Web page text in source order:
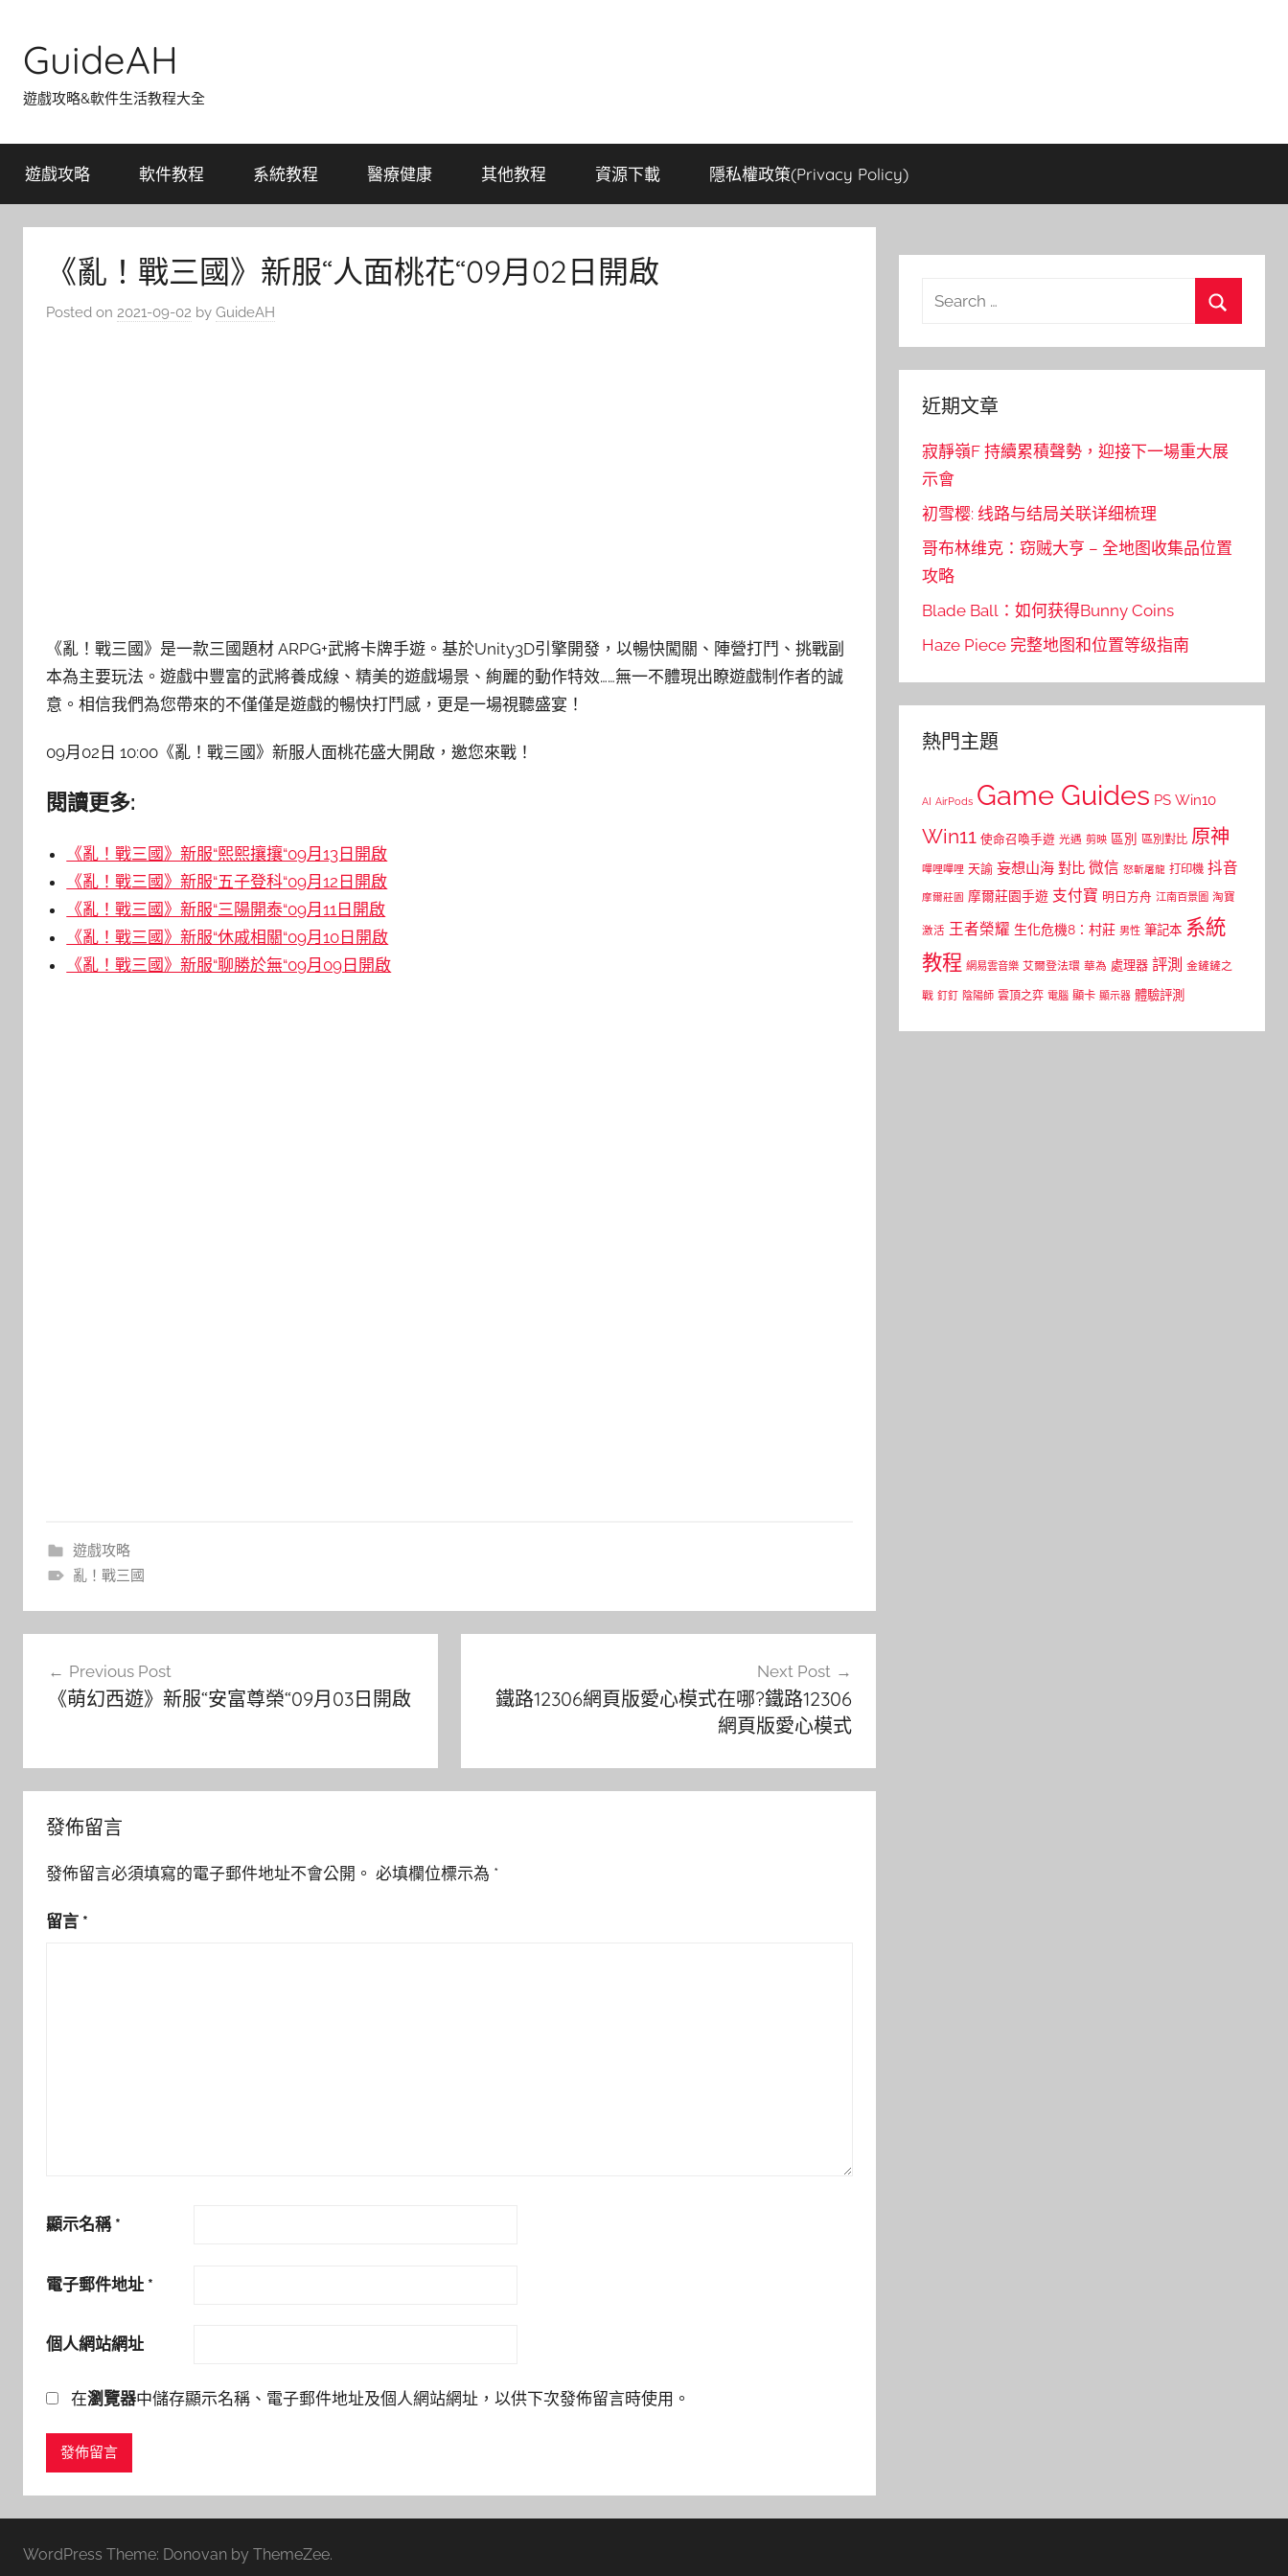
content
GuideAH
遊戲攻略&軟件生活教程大全
遊戲攻略 軟件教程 系統教程 醫療健康 其他教程 資源下載 隱私權政策(Privacy Policy)
《亂！戰三國》新服“人面桃花“09月02日開啟
Posted on 2021-09-02 by GuideAH
《亂！戰三國》是一款三國題材 ARPG+武將卡牌手遊。基於Unity3D引擎開發，以暢快闖關、陣營打鬥、挑戰副
本為主要玩法。 遊戲中豐富的武將養成線、精美的遊戲場景、絢麗的動作特效……無一不體現出瞭遊戲制作者的誠
意。相信我們為您帶來的不僅僅是遊戲的暢快打鬥感，更是一場視聽盛宴！
09月02日 10:00《亂！戰三國》新服人面桃花盛大開啟，邀您來戰！
閱讀更多:
《亂！戰三國》新服“熙熙攘攘“09月13日開啟
《亂！戰三國》新服“五子登科“09月12日開啟
《亂！戰三國》新服“三陽開泰“09月11日開啟
《亂！戰三國》新服“休戚相關“09月10日開啟
《亂！戰三國》新服“聊勝於無“09月09日開啟
遊戲攻略
亂！戰三國
Previous Post
《萌幻西遊》新服“安富尊榮“09月03日開啟
Next Post
鐵路12306網頁版愛心模式在哪?鐵路12306
網頁版愛心模式
發佈留言
發佈留言必須填寫的電子郵件地址不會公開。 必填欄位標示為 *
留言 *
顯示名稱 *
電子郵件地址 *
個人網站網址
在瀏覽器中儲存顯示名稱、電子郵件地址及個人網站網址，以供下次發佈留言時使用。
Search
近期文章
寂靜嶺F 持續累積聲勢，迎接下一場重大展
示會
初雪樱: 线路与结局关联详细梳理
哥布林维克：窃贼大亨 – 全地图收集品位置
攻略
Blade Ball：如何获得Bunny Coins
Haze Piece 完整地图和位置等级指南
熱門主題
AI AirPods Game Guides PS Win10
Win11 使命召喚手遊 光遇 剪映 區別 區別對比 原神
嗶哩嗶哩 天諭 妄想山海 對比 微信 怒斬屠龍 打印機 抖音
摩爾莊園 摩爾莊園手遊 支付寶 明日方舟 江南百景圖 淘寶
激活 王者榮耀 生化危機8：村莊 男性 筆記本 系統
教程 網易雲音樂 艾爾登法環 華為 處理器 評測 金鏟鏟之
戰 釘釘 陰陽師 雲頂之弈 電腦 顯卡 顯示器 體驗評測
WordPress Theme: Donovan by ThemeZee.